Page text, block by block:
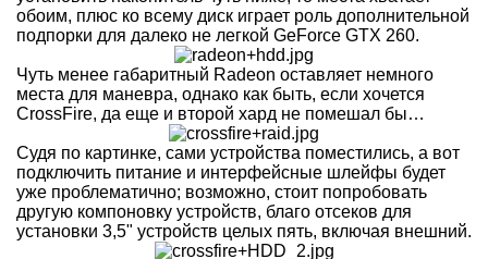
обоим, плюс ко всему диск играет роль дополнительной
подпорки для далеко не легкой GeForce GTX 260.
Чуть менее габаритный Radeon оставляет немного
места для маневра, однако как быть, если хочется
CrossFire, да еще и второй хард не помешал бы…
Судя по картинке, сами устройства поместились, а вот
подключить питание и интерфейсные шлейфы будет
уже проблематично; возможно, стоит попробовать
другую компоновку устройств, благо отсеков для
установки 3,5" устройств целых пять, включая внешний.